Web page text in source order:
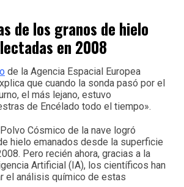
de los granos de hielo
en 2008
de la Agencia Espacial Europea
que cuando la sonda pasó por el
el más lejano, estuvo
de Encélado todo el tiempo».
Cósmico de la nave logró
hielo emanados desde la superficie
Pero recién ahora, gracias a la
Artificial (IA), los científicos han
el análisis químico de estas